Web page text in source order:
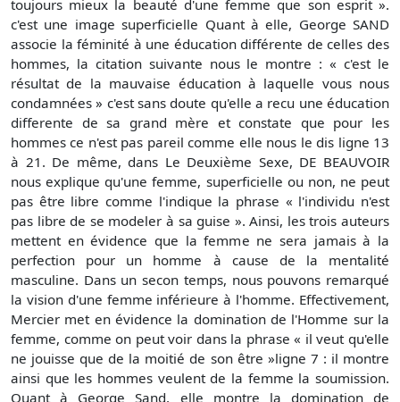
toujours mieux la beauté d'une femme que son esprit ».
c'est une image superficielle Quant à elle, George SAND
associe la féminité à une éducation différente de celles des
hommes, la citation suivante nous le montre : « c'est le
résultat de la mauvaise éducation à laquelle vous nous
condamnées » c'est sans doute qu'elle a recu une éducation
differente de sa grand mère et constate que pour les
hommes ce n'est pas pareil comme elle nous le dis ligne 13
à 21. De même, dans Le Deuxième Sexe, DE BEAUVOIR
nous explique qu'une femme, superficielle ou non, ne peut
pas être libre comme l'indique la phrase « l'individu n'est
pas libre de se modeler à sa guise ». Ainsi, les trois auteurs
mettent en évidence que la femme ne sera jamais à la
perfection pour un homme à cause de la mentalité
masculine. Dans un secon temps, nous pouvons remarqué
la vision d'une femme inférieure à l'homme. Effectivement,
Mercier met en évidence la domination de l'Homme sur la
femme, comme on peut voir dans la phrase « il veut qu'elle
ne jouisse que de la moitié de son être »ligne 7 : il montre
ainsi que les hommes veulent de la femme la soumission.
Quant à George Sand, elle montre la domination de